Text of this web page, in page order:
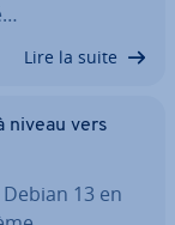
Lire la suite
niveau vers
13 en